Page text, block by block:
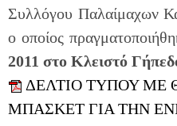
Συλλόγου Παλαίμαχων
ο οποίος
2011 στο Κλειστό
ΔΕΛΤΙΟ ΤΥΠΟΥ ΜΕ
ΜΠΑΣΚΕΤ ΓΙΑ ΤΗΝ